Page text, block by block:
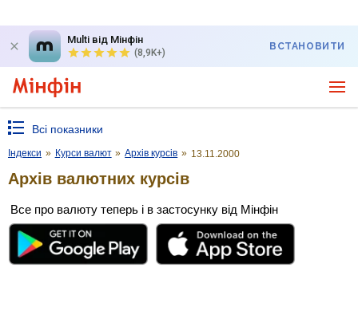
Multi від Мінфін
(8,9K+)
ВСТАНОВИТИ
Всі показники
Індекси » Курси валют » Архів курсів » 13.11.2000
Архів валютних курсів
Все про валюту теперь і в застосунку від Мінфін